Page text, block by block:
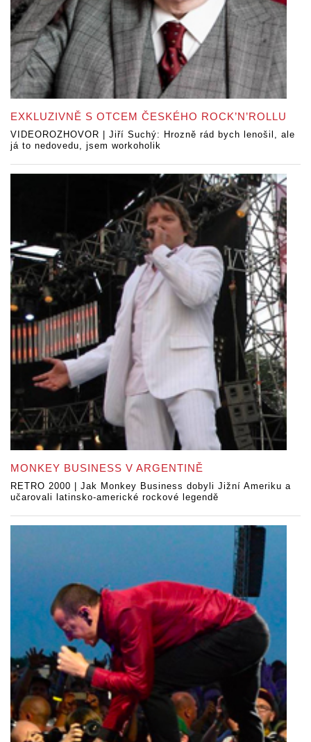
EXKLUZIVNĚ S OTCEM ČESKÉHO ROCK’N’ROLLU
VIDEOROZHOVOR | Jiří Suchý: Hrozně rád bych lenošil, ale
já to nedovedu, jsem workoholik
MONKEY BUSINESS V ARGENTINĚ
RETRO 2000 | Jak Monkey Business dobyli Jižní Ameriku a
učarovali latinsko-americké rockové legendě